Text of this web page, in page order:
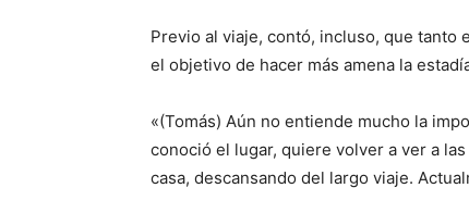
Previo al viaje, contó, incluso, que
el objetivo de hacer más amena la
«(Tomás) Aún no entiende mucho la
conoció el lugar, quiere volver a ver a
casa, descansando del largo viaje.